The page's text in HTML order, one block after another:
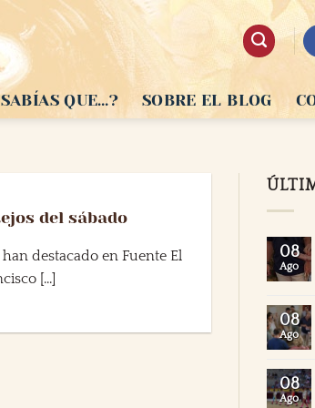
QUE…? SOBRE EL BLOG
del sábado
destacado en Fuente El
[...]
08
Ago
08
Ago
08
Ago